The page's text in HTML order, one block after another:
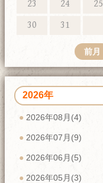
23
24 25
30
31
前月
2026年
2026年08月(4)
2026年07月(9)
2026年06月(5)
2026年05月(3)